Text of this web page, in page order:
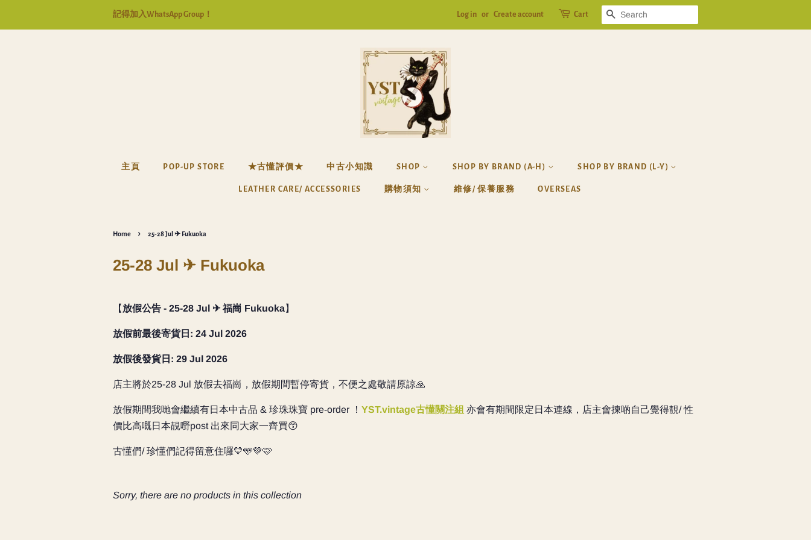
記得加入WhatsApp Group！ Log in or Create account Cart SEARCH
主頁 POP-UP STORE ★古懂評價★ 中古小知識 SHOP SHOP BY BRAND (A-H) SHOP BY BRAND (L-Y)
LEATHER CARE/ ACCESSORIES 購物須知 維修/ 保養服務 OVERSEAS
Home › 25-28 Jul ✈ Fukuoka
25-28 Jul ✈ Fukuoka
【 放假公告 - 25-28 Jul ✈ 福崗 Fukuoka】
放假前最後寄貨日: 24 Jul 2026
放假後發貨日: 29 Jul 2026
店主將於25-28 Jul 放假去福崗，放假期間暫停寄貨，不便之處敬請原諒🙏
放假期間我哋會繼續有日本中古品 & 珍珠珠寶 pre-order ！ YST.vintage古懂關注組 亦會有期間限定日本連線，店主會揀啲自己覺得靚/ 性
價比高嘅日本靚嘢post 出來同大家一齊買😙
古懂們/ 珍懂們記得留意住囉💛🩵💚🩷
Sorry, there are no products in this collection